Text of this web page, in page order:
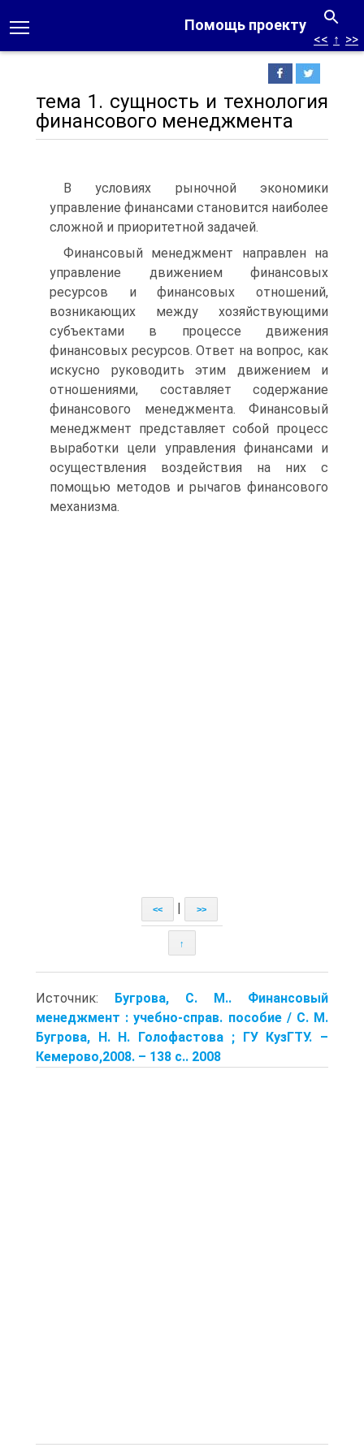
Помощь проекту
<< ↑ >>
тема 1. сущность и технология
финансового менеджмента
В условиях рыночной экономики
управление финансами становится наиболее
сложной и приоритетной задачей.
Финансовый менеджмент направлен на
управление движением финансовых
ресурсов и финансовых отношений,
возникающих между хозяйствующими
субъектами в процессе движения
финансовых ресурсов. Ответ на вопрос, как
искусно руководить этим движением и
отношениями, составляет содержание
финансового менеджмента. Финансовый
менеджмент представляет собой процесс
выработки цели управления финансами и
осуществления воздействия на них с
помощью методов и рычагов финансового
механизма.
<< >>
↑
Источник: Бугрова, С. М.. Финансовый
менеджмент : учебно-справ. пособие / С. М.
Бугрова, Н. Н. Голофастова ; ГУ КузГТУ. –
Кемерово,2008. – 138 с.. 2008